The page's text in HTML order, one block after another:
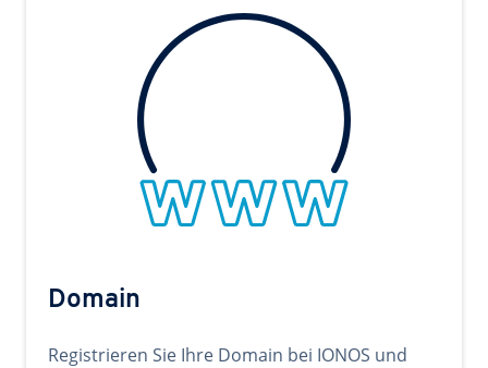
Domain
Registrieren Sie Ihre Domain bei IONOS und